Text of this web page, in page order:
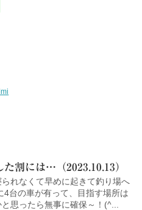
た割には…（2023.10.13）
れなくて早めに起きて釣り場へ
4台の車が有って、目指す場所は
思ったら無事に確保～！(^...